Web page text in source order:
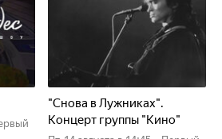
"Снова в Лужниках".
Концерт группы "Кино"